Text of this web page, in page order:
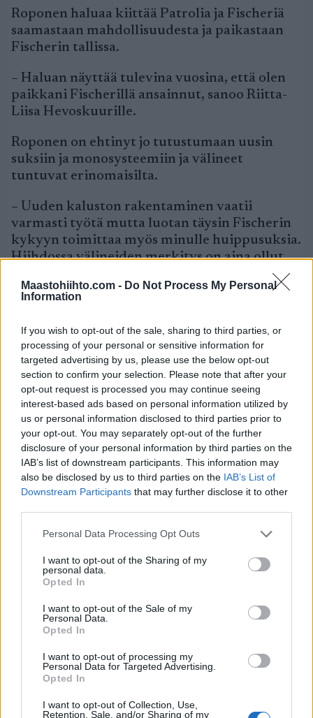
Maastohiihto.com - Do Not Process My Personal
Information
If you wish to opt-out of the sale, sharing to third parties, or
processing of your personal or sensitive information for
targeted advertising by us, please use the below opt-out
section to confirm your selection. Please note that after your
opt-out request is processed you may continue seeing
interest-based ads based on personal information utilized by
us or personal information disclosed to third parties prior to
your opt-out. You may separately opt-out of the further
disclosure of your personal information by third parties on the
IAB’s list of downstream participants. This information may
also be disclosed by us to third parties on the IAB’s List of
Downstream Participants that may further disclose it to other
Please note that this website/app uses one or more Google
not limited to your visit or usage behaviour. You may click to
grant or deny consent to Google and its third-party tags to
use your data for below specified purposes in below Google
consent section.
Personal Data Processing Opt Outs
I want to opt-out of the Sharing of my
personal data.
Opted In
I want to opt-out of the Sale of my
Personal Data.
Opted In
I want to opt-out of processing my
Personal Data for Targeted Advertising.
Opted In
I want to opt-out of Collection, Use,
Retention, Sale, and/or Sharing of my
Roponen haluaa kiittää Patrolia ja Fischeriä
saamastaan mahdollisuudesta ja paikastaan
Fischerin tallissa.
– Haluan näyttää tulevina vuosina, että olen
paikkani Fischerillä ansainnut, sanoo Riitta-
Liisa Hevoskuurille.
Roponen on ehtinyt jo tutustumaan uusin
suksiin ja monosysteemiin ja välineet
tuntuvat erinomaisilta.
– Uuden kaluston rakentaminen vaatii
varmasti työtä mutta luotan täysin Fischerin
kykyyn toimittaa myös minulle huippusuksia.
Hiihdossa välineiden merkitys on aina ollut
kilpailumuodoissa välineet korostuvat
Roponen on tyytyväinen alkukauden
harjoitteluunsa.
– Harjoituskausi on lähtenyt hyvin käyntiin ja
seuraavana on oma leiri Levin maastoissa
heinäkuun loppupuolella.